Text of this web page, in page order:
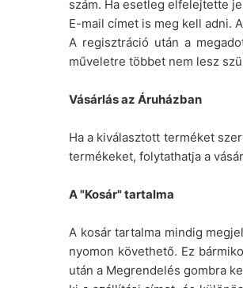
szám. Ha esetleg elfelejtette
E-mail címet is meg kell adni.
A regisztráció után a
műveletre többet nem lesz
Vásárlás az Áruházban
Ha a kiválasztott terméket
termékeket, folytathatja a
A "Kosár" tartalma
A kosár tartalma mindig
nyomon követhető. Ez
után a Megrendelés gombra